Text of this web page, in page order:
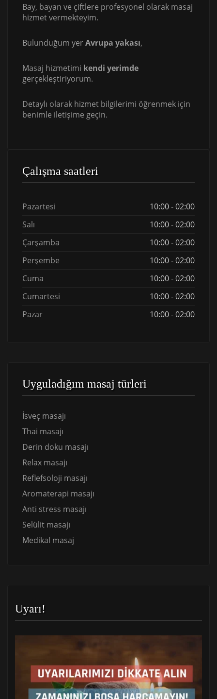
Bay, bayan ve çiftlere profesyonel olarak masaj
hizmet vermekteyim.
Bulunduğum yerAvrupa yakası,
Masaj hizmetimi kendi yerimde
gerçekleştiriyorum.
Detaylı olarak hizmet bilgilerimi öğrenmek için
benimle iletişime geçin.
Çalışma saatleri
Pazartesi
10:00 - 02:00
Salı
10:00 - 02:00
Çarşamba
10:00 - 02:00
Perşembe
10:00 - 02:00
Cuma
10:00 - 02:00
Cumartesi
10:00 - 02:00
Pazar
10:00 - 02:00
Uyguladığım masaj türleri
İsveç masajı
Thai masajı
Derin doku masajı
Relax masajı
Reflefsoloji masajı
Aromaterapi masajı
Anti stress masajı
Selülit masajı
Medikal masaj
Uyarı!